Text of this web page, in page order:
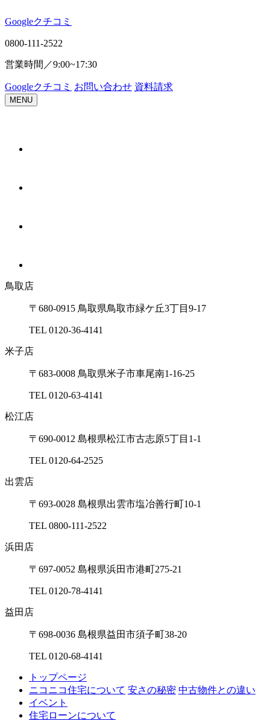
Googleクチコ ミ
0800-111-2522
営業時間／9:00~17:30
Googleクチコ ミ お問い合わせ 資料請求
MENU
鳥取店
〒680-0915 ⿃取県⿃取市緑ケ丘3丁⽬9-17
TEL 0120-36-4141
⽶⼦店
〒683-0008 ⿃取県⽶⼦市⾞尾南1-16-25
TEL 0120-63-4141
松江店
〒690-0012 島根県松江市古志原5丁⽬1-1
TEL 0120-64-2525
出雲店
〒693-0028 島根県出雲市塩冶善⾏町10-1
TEL 0800-111-2522
浜⽥店
〒697-0052 島根県浜⽥市港町275-21
TEL 0120-78-4141
益⽥店
〒698-0036 島根県益⽥市須⼦町38-20
TEL 0120-68-4141
トップページ
ニコニコ住宅について 安さの秘密 中古物件との違い
イベント
住宅ローンについて